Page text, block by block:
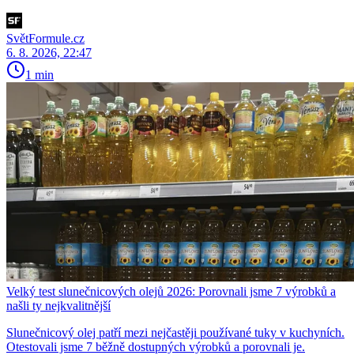
SvětFormule.cz
6. 8. 2026, 22:47
1 min
Velký test slunečnicových olejů 2026: Porovnali jsme 7 výrobků a
našli ty nejkvalitnější
Slunečnicový olej patří mezi nejčastěji používané tuky v kuchyních.
Otestovali jsme 7 běžně dostupných výrobků a porovnali je.